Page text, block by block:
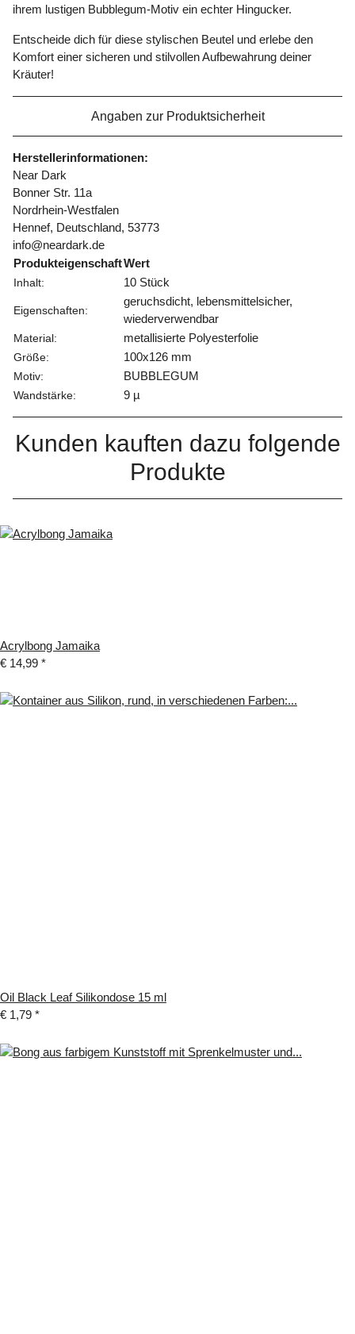
ihrem lustigen Bubblegum-Motiv ein echter Hingucker.
Entscheide dich für diese stylischen Beutel und erlebe den
Komfort einer sicheren und stilvollen Aufbewahrung deiner
Kräuter!
Angaben zur Produktsicherheit
Herstellerinformationen:
Near Dark
Bonner Str. 11a
Nordrhein-Westfalen
Hennef, Deutschland, 53773
info@neardark.de
ProdukteigenschaftWert
Inhalt: 10 Stück
Eigenschaften:
geruchsdicht, lebensmittelsicher,
wiederverwendbar
Material: metallisierte Polyesterfolie
Größe: 100x126 mm
Motiv: BUBBLEGUM
Wandstärke: 9 µ
Kunden kauften dazu folgende
Produkte
Acrylbong Jamaika
€ 14,99 *
Oil Black Leaf Silikondose 15 ml
€ 1,79 *